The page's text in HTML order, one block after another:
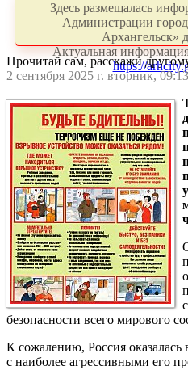
Здесь размещалась
Администрации
Архангельск»
Актуальная
https://
Прочитай сам, расскажи
2 сентября 2025 г. вторник,
безопасности всего мирового
К сожалению, Россия оказалась
с наиболее агрессивными его